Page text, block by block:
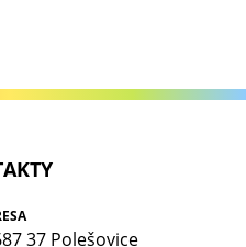
37 Polešovice